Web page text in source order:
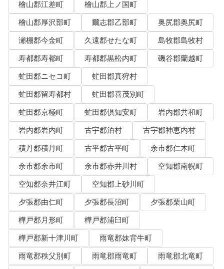
檜山郡江差町
檜山郡上ノ国町
檜山郡厚沢部町
爾志郡乙部町
奥尻郡奥尻町
瀬棚郡今金町
久遠郡せたな町
島牧郡島牧村
寿都郡寿都町
寿都郡黒松内町
磯谷郡蘭越町
虻田郡ニセコ町
虻田郡真狩村
虻田郡留寿都村
虻田郡喜茂別町
虻田郡京極町
虻田郡倶知安町
岩内郡共和町
岩内郡岩内町
古宇郡泊村
古宇郡神恵内村
積丹郡積丹町
古平郡古平町
余市郡仁木町
余市郡余市町
余市郡赤井川村
空知郡南幌町
空知郡奈井江町
空知郡上砂川町
夕張郡由仁町
夕張郡長沼町
夕張郡栗山町
樺戸郡月形町
樺戸郡浦臼町
樺戸郡新十津川町
雨竜郡妹背牛町
雨竜郡秩父別町
雨竜郡雨竜町
雨竜郡北竜町